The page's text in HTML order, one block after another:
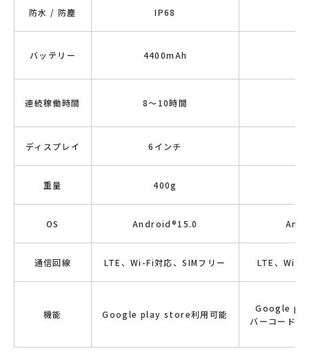
防水 / 防塵 IP68
バッテリー 4400mAh
連続稼働時間 8～10時間
ディスプレイ 6インチ
重量 400g
OS Android®15.0
通信回線 LTE、Wi-Fi対応、SIMフリー LTE、Wi-Fi
機能 Google play store利用可能
Google
バーコード